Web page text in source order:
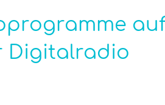
Digitalradio